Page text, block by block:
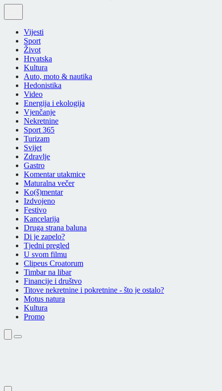
Vijesti
Sport
Život
Hrvatska
Kultura
Auto, moto & nautika
Hedonistika
Video
Energija i ekologija
Vjenčanje
Nekretnine
Sport 365
Turizam
Svijet
Zdravlje
Gastro
Komentar utakmice
Maturalna večer
Ko(š)mentar
Izdvojeno
Festivo
Kancelarija
Druga strana baluna
Di je zapelo?
Tjedni pregled
U svom filmu
Clipeus Croatorum
Timbar na libar
Financije i društvo
Titove nekretnine i pokretnine - što je ostalo?
Motus natura
Kultura
Promo